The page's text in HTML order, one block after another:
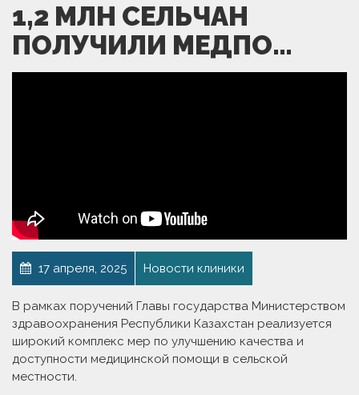
1,2 МЛН СЕЛЬЧАН
ПОЛУЧИЛИ МЕДПО…
17 апреля, 2025 Новости клиники
В рамках поручений Главы государства Министерством
здравоохранения Республики Казахстан реализуется
широкий комплекс мер по улучшению качества и
доступности медицинской помощи в сельской
местности.